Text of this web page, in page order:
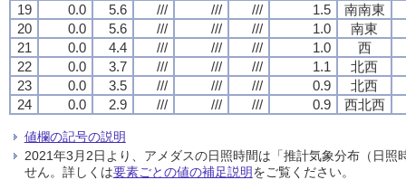
19
0.0 5.6 /// /// /// 1.5
南南東
20
0.0 5.6 /// /// /// 1.0
南東
21
0.0 4.4 /// /// /// 1.0
西
22
0.0 3.7 /// /// /// 1.1
北西
23
0.0 3.5 /// /// /// 0.9
北西
24
0.0 2.9 /// /// /// 0.9 西北西
値欄の記号の説明
2021年3月2日より、アメダスの日照時間は「推計気象分布（日
せん。詳しくは要素ごとの値の補足説明をご覧ください。